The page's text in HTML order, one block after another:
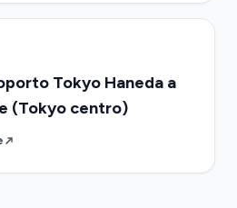
Tokyo Haneda a
(Tokyo centro)